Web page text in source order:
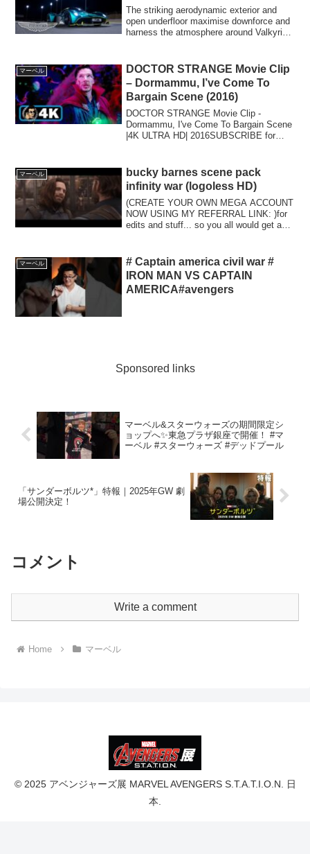
The striking aerodynamic exterior and
open underfloor maximise downforce and
harness the atmosphere around Valkyrie.
マーベル
DOCTOR STRANGE Movie Clip
– Dormammu, I’ve Come To
Bargain Scene (2016)
DOCTOR STRANGE Movie Clip -
Dormammu, I've Come To Bargain Scene
|4K ULTRA HD| 2016SUBSCRIBE for
マーベル
bucky barnes scene pack
infinity war (logoless HD)
(CREATE YOUR OWN MEGA ACCOUNT
NOW USING MY REFERRAL LINK: )for
edits and stuff... so you all would get an
マーベル
# Captain america civil war #
IRON MAN VS CAPTAIN
AMERICA#avengers
Sponsored links
マーベル&スターウォーズの期間限定シ
ョップへ✨東急プラザ銀座で開催！ #マ
ーベル #スターウォーズ #デッドプール
「サンダーボルツ*」特報｜2025年GW 劇
場公開決定！
コメント
Write a comment
Home マーベル
© 2025 アベンジャーズ展 MARVEL AVENGERS S.T.A.T.I.O.N. 日
本.